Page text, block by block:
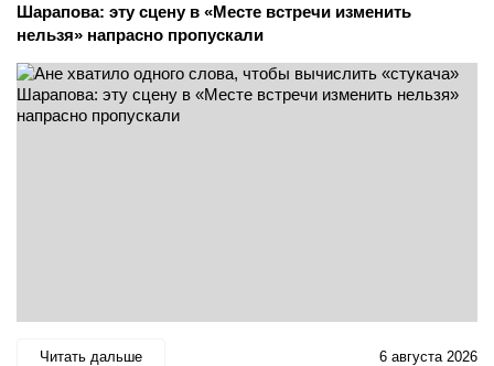
Шарапова: эту сцену в «Месте встречи изменить
нельзя» напрасно пропускали
Читать дальше 6 августа 2026